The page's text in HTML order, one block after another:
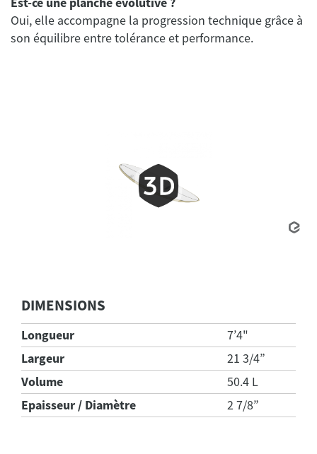
Oui, elle accompagne la progression technique grâce à
DIMENSIONS
Longueur
7’4"
Largeur
21 3/4”
Volume
50.4 L
Epaisseur / Diamètre
2 7/8”